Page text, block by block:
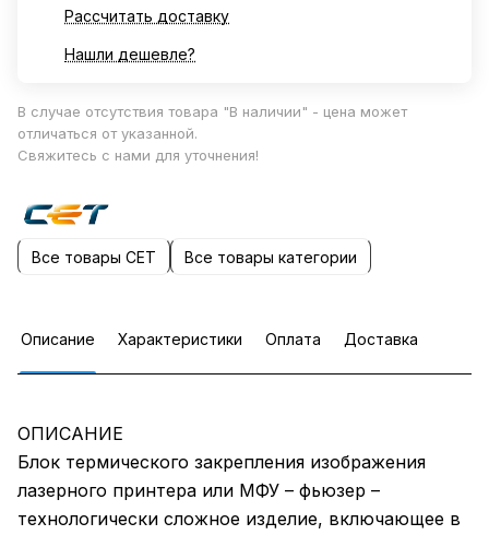
Рассчитать доставку
Нашли дешевле?
В случае отсутствия товара "В наличии" - цена может
отличаться от указанной.
Свяжитесь с нами для уточнения!
Все товары CET Все товары категории
Описание Характеристики Оплата Доставка
ОПИСАНИЕ
Блок термического закрепления изображения
лазерного принтера или МФУ – фьюзер –
технологически сложное изделие, включающее в